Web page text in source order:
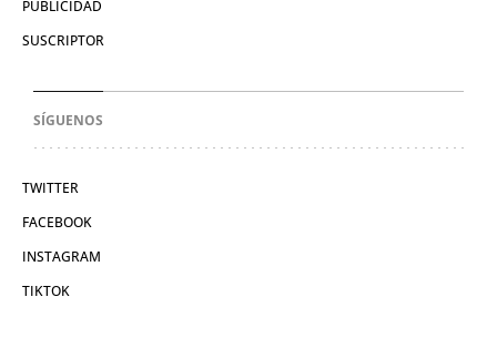
PUBLICIDAD
SUSCRIPTOR
SÍGUENOS
TWITTER
FACEBOOK
INSTAGRAM
TIKTOK